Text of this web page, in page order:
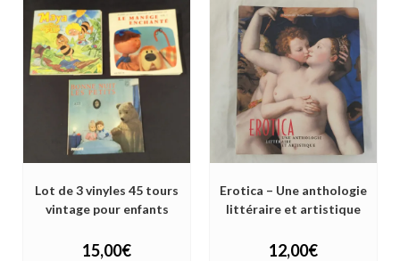
Lot de 3 vinyles 45 tours
vintage pour enfants
15,00€
Erotica – Une anthologie
littéraire et artistique
12,00€